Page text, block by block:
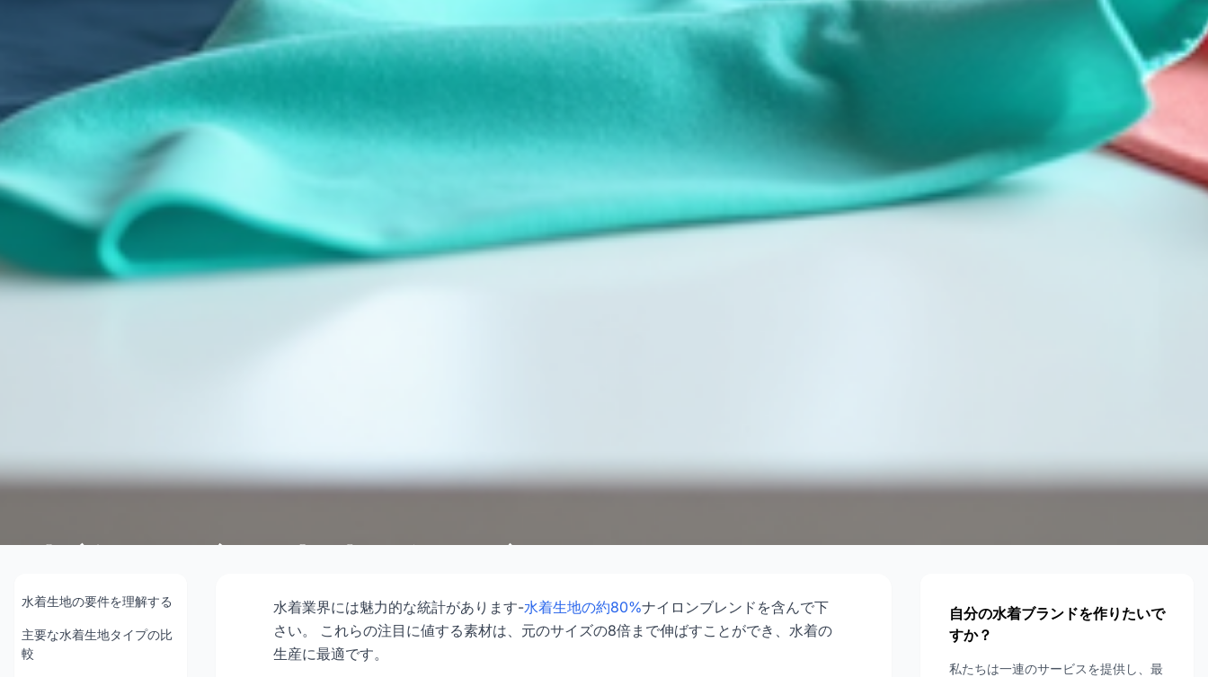
イド
2025-03
水着生地の要件を理解する
主要な水着生地タイプの比
較
水着業界には魅力的な統計があります-水着生地の約80%ナイロンブレンドを含んで下
さい。 これらの注目に値する素材は、元のサイズの8倍まで伸ばすことができ、水着の
生産に最適です。
自分の水着ブランドを作りたいで
すか？
私たちは一連のサービスを提供し、最